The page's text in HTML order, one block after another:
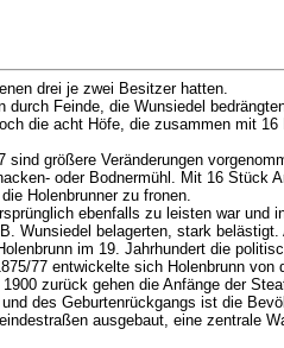
drei je zwei Besitzer hatten.
Feinde, die Wunsiedel
die acht Höfe, die zusammen mit
sind größere Veränderungen
oder Bodnermühl. Mit 16
Holenbrunner zu fronen.
ebenfalls zu leisten war
Wunsiedel belagerten, stark
im 19. Jahrhundert die
77 entwickelte sich Holenbrunn
zurück gehen die Anfänge der
des Geburtenrückgangs ist die
ausgebaut, eine zentrale